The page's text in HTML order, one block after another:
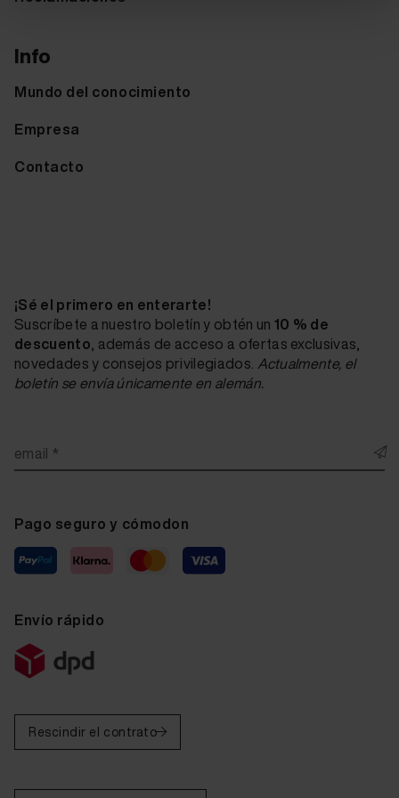
Info
Mundo del conocimiento
Empresa
Contacto
¡Sé el primero en enterarte!
Suscríbete a nuestro boletín y obtén un 10 % de
descuento, además de acceso a ofertas exclusivas,
novedades y consejos privilegiados. Actualmente, el
boletín se envía únicamente en alemán.
email *
Pago seguro y cómodon
Envío rápido
Rescindir el contrato